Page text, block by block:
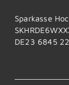
Sparkasse
DE23 6845